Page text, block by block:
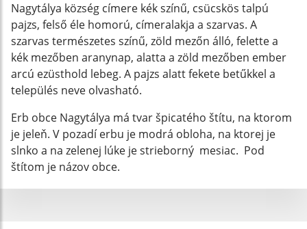
Nagytálya község címere kék színű, csücskös talpú
pajzs, felső éle homorú, címeralakja a szarvas. A
szarvas természetes színű, zöld mezőn álló, felette a
kék mezőben aranynap, alatta a zöld mezőben ember
arcú ezüsthold lebeg. A pajzs alatt fekete betűkkel a
település neve olvasható.
Erb obce Nagytálya má tvar špicatého štítu, na ktorom
je jeleň. V pozadí erbu je modrá obloha, na ktorej je
slnko a na zelenej lúke je strieborný mesiac. Pod
štítom je názov obce.